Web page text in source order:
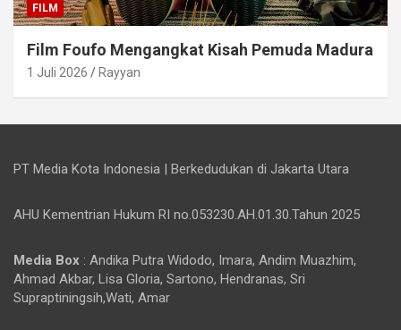
FILM
Film Foufo Mengangkat Kisah Pemuda Madura
1 Juli 2026 Rayyan
PT Media Kota Indonesia | Berkedudukan di Jakarta Utara
AHU Kementrian Hukum RI no.053230.AH.01.30.Tahun 2025
Media Box : Andika Putra Widodo, Imara, Andim Muazhim,
Ahmad Akbar, Lisa Gloria, Sartono, Hendranas, Sri
Supraptiningsih,Wati, Amar